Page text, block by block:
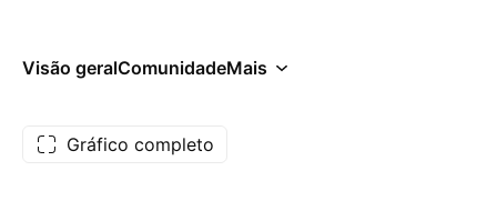
Visão geralComunidadeMais
Gráfico completo